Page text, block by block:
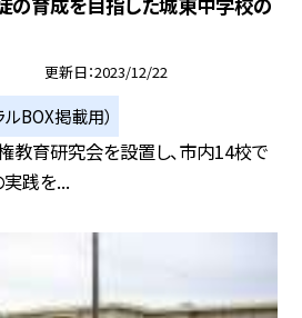
更新日 2023/12/22
BOX掲載用）
教育研究会を設置し、市内14校で
践を...